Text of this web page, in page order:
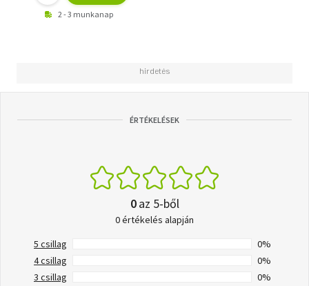
2 - 3 munkanap
ÉRTÉKELÉSEK
0az 5-ből
0 értékelés alapján
5 csillag
0%
4 csillag
0%
3 csillag
0%